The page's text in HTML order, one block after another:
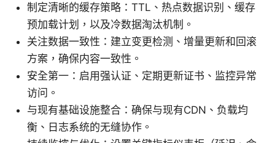
制定清晰的缓存策略：TTL、热点数据识别、缓存
预加载计划，以及冷数据淘汰机制。
关注数据一致性：建立变更检测、增量更新和回滚
方案，确保内容一致性。
安全第一：启用强认证、定期更新证书、监控异常
访问。
与现有基础设施整合：确保与现有CDN、负载均
衡、日志系统的无缝协作。